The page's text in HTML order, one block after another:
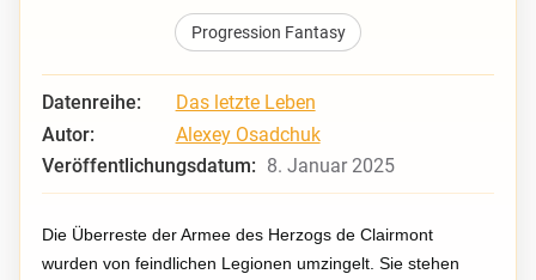
Progression Fantasy
Datenreihe:
Das letzte Leben
Autor:
Alexey Osadchuk
Veröffentlichungsdatum: 8. Januar 2025
Die Überreste der Armee des Herzogs de Clairmont
wurden von feindlichen Legionen umzingelt. Sie stehen